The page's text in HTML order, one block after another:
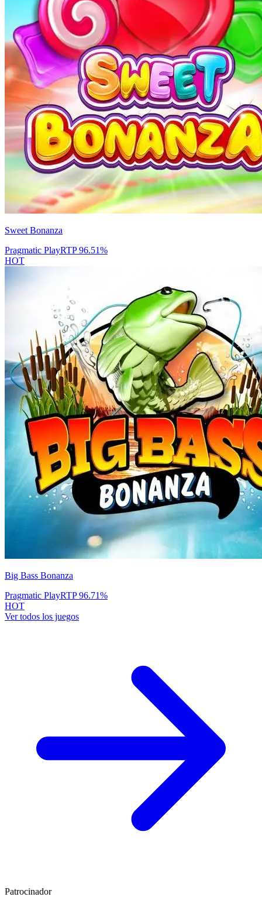
Sweet Bonanza
Pragmatic PlayRTP96.51%
HOT
Big Bass Bonanza
Pragmatic PlayRTP96.71%
HOT
Ver todos los juegos
Patrocinador